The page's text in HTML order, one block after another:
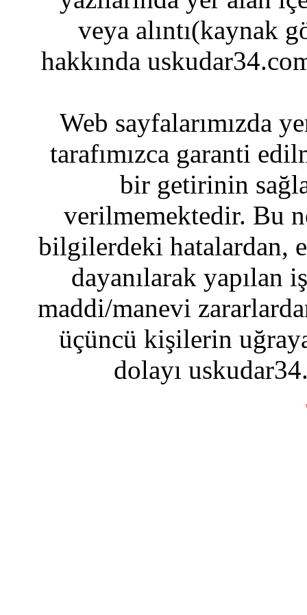
veya alıntı(kaynak
hakkında
Web sayfalarımızda
tarafımızca garanti
bir getirinin
verilmemektedir. Bu
bilgilerdeki hatalardan,
dayanılarak yapılan
maddi/manevi
üçüncü kişilerin
dolayı